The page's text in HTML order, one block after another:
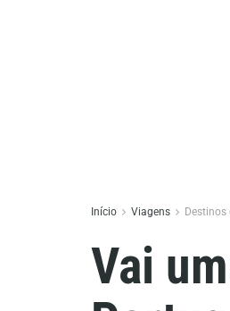
Início Viagens Destinos
Vai